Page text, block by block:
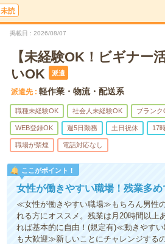
未読
掲載日 2026/08/07
【未経験OK！ビギナー
いOK
派遣
派遣先 軽作業・物流・配送系
職種未経験OK 社会人未経験OK ブランク
WEB登録OK 週5日勤務 土日祝休 17
職場が禁煙 電話対応なし
ここがポイント！
女性が働きやすい職場！残業多め
≪女性が働きやすい職場≫もちろん男性
れる方にオススメ。残業は月20時間以
れば基本的に自由！(規定有)≪動きやす
も大歓迎≫新しいことにチャレンジする